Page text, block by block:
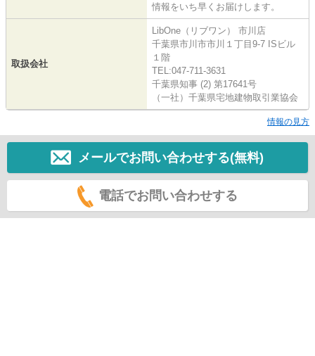
情報をいち早くお届けします。
取扱会社
LibOne（リブワン） 市川店
千葉県市川市市川１丁目9-7 ISビル
１階
TEL:047-711-3631
千葉県知事 (2) 第17641号
（一社）千葉県宅地建物取引業協会
情報の見方
メールでお問い合わせする(無料)
電話でお問い合わせする